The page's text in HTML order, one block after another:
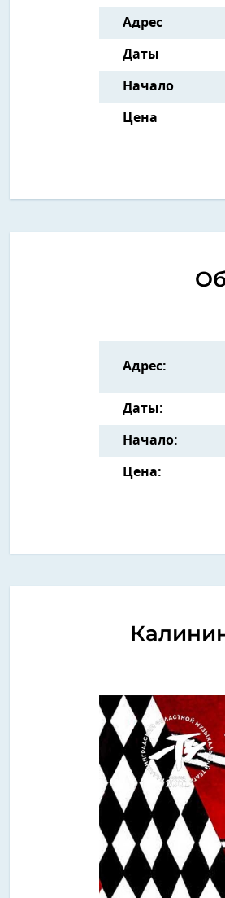
Адрес
Даты
Начало
Цена
Адрес:
Даты:
Начало:
Цена: